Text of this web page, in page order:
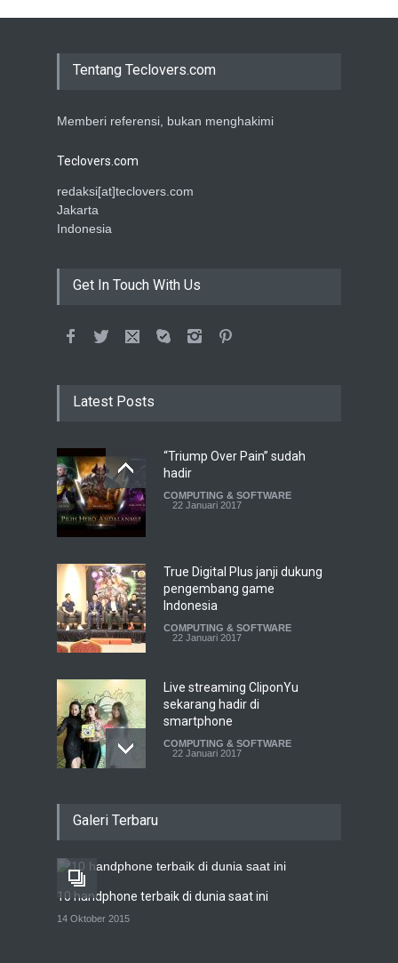
Tentang Teclovers.com
Memberi referensi, bukan menghakimi
Teclovers.com
redaksi[at]teclovers.com
Jakarta
Indonesia
Get In Touch With Us
Latest Posts
“Triump Over Pain” sudah
hadir
COMPUTING & SOFTWARE
22 Januari 2017
True Digital Plus janji dukung
pengembang game
Indonesia
COMPUTING & SOFTWARE
22 Januari 2017
Live streaming CliponYu
sekarang hadir di
smartphone
COMPUTING & SOFTWARE
22 Januari 2017
Galeri Terbaru
10 handphone terbaik di dunia saat ini
14 Oktober 2015